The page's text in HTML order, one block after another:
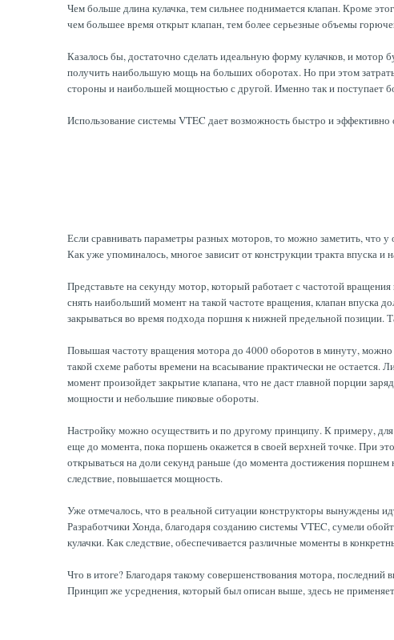
Чем больше длина кулачка, тем сильнее поднимается клапан. Кроме
чем большее время открыт клапан, тем более серьезные объемы
Казалось бы, достаточно сделать идеальную форму кулачков, и
получить наибольшую мощь на больших оборотах. Но при этом
стороны и наибольшей мощностью с другой. Именно так и поступает
Использование системы VTEC дает возможность быстро и
Если сравнивать параметры разных моторов, то можно заметить, что
Как уже упоминалось, многое зависит от конструкции тракта впуска
Представьте на секунду мотор, который работает с частотой
снять наибольший момент на такой частоте вращения, клапан впуска
закрываться во время подхода поршня к нижней предельной
Повышая частоту вращения мотора до 4000 оборотов в минуту, можно
такой схеме работы времени на всасывание практически не
момент произойдет закрытие клапана, что не даст главной порции
мощности и небольшие пиковые обороты.
Настройку можно осуществить и по другому принципу. К примеру,
еще до момента, пока поршень окажется в своей верхней точке. При
открываться на доли секунд раньше (до момента достижения
следствие, повышается мощность.
Уже отмечалось, что в реальной ситуации конструкторы вынуждены
Разработчики Хонда, благодаря созданию системы VTEC, сумели
кулачки. Как следствие, обеспечивается различные моменты в
Что в итоге? Благодаря такому совершенствования мотора,
Принцип же усреднения, который был описан выше, здесь не